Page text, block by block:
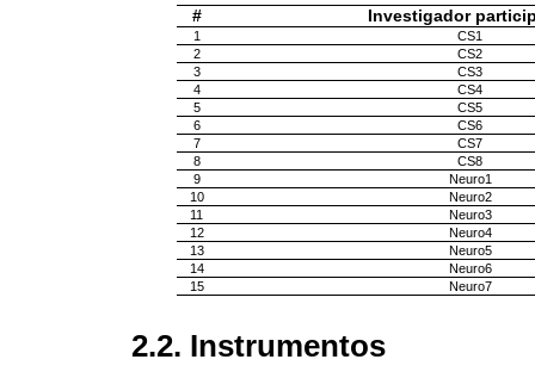
# Investigador
1
CS1
2
CS2
3
CS3
4
CS4
5
CS5
6
CS6
7
CS7
8
CS8
9
Neuro1
10
Neuro2
11
Neuro3
12
Neuro4
13
Neuro5
14
Neuro6
15
Neuro7
2.2. Instrumentos